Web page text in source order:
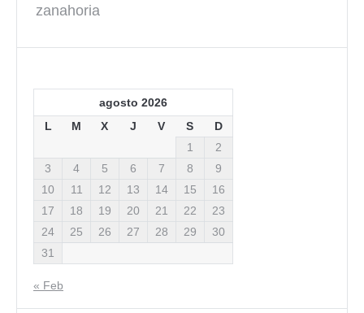
zanahoria
agosto 2026
L
M X J V S
D
1
2
3
4 5 6 7 8
9
10
11 12 13 14 15
16
17
18 19 20 21 22
23
24
25 26 27 28 29
30
31
« Feb